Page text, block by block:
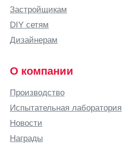
Застройщикам
DIY сетям
Дизайнерам
О компании
Производство
Испытательная лаборатория
Новости
Награды